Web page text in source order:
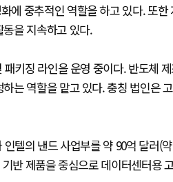
에 중추적인 역할을 하고 있다. 또
을 지속하고 있다.
키징 라인을 운영 중이다. 반도체
는 역할을 맡고 있다. 충칭 법인은
텔의 낸드 사업부를 약 90억 달러(
반 제품을 중심으로 데이터센터용